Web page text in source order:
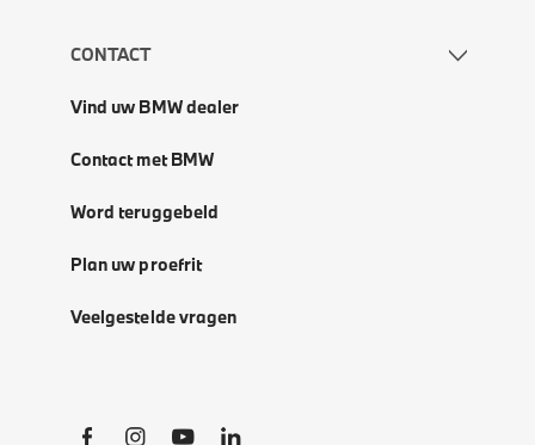
CONTACT
Vind uw BMW dealer
Contact met BMW
Word teruggebeld
Plan uw proefrit
Veelgestelde vragen
Social Links